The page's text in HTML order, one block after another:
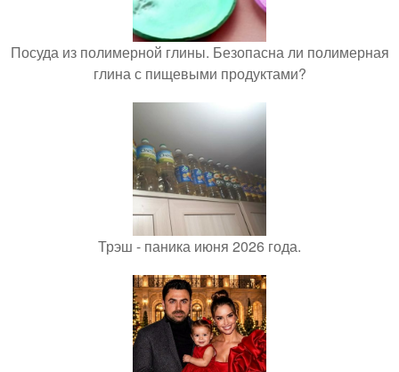
Посуда из полимерной глины. Безопасна ли полимерная
глина с пищевыми продуктами?
Трэш - паника июня 2026 года.